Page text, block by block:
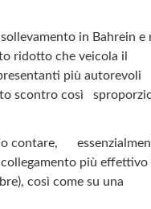
in Bahrein e
ridotto che veicola il
più autorevoli
scontro così
contare,
più effettivo
così come su una